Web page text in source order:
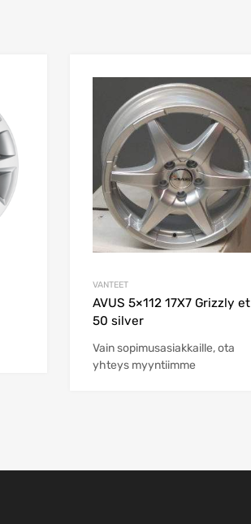
VANTEET
AVUS 5×112 17X7 Grizzly et
50 silver
Vain sopimusasiakkaille, ota
yhteys myyntiimme